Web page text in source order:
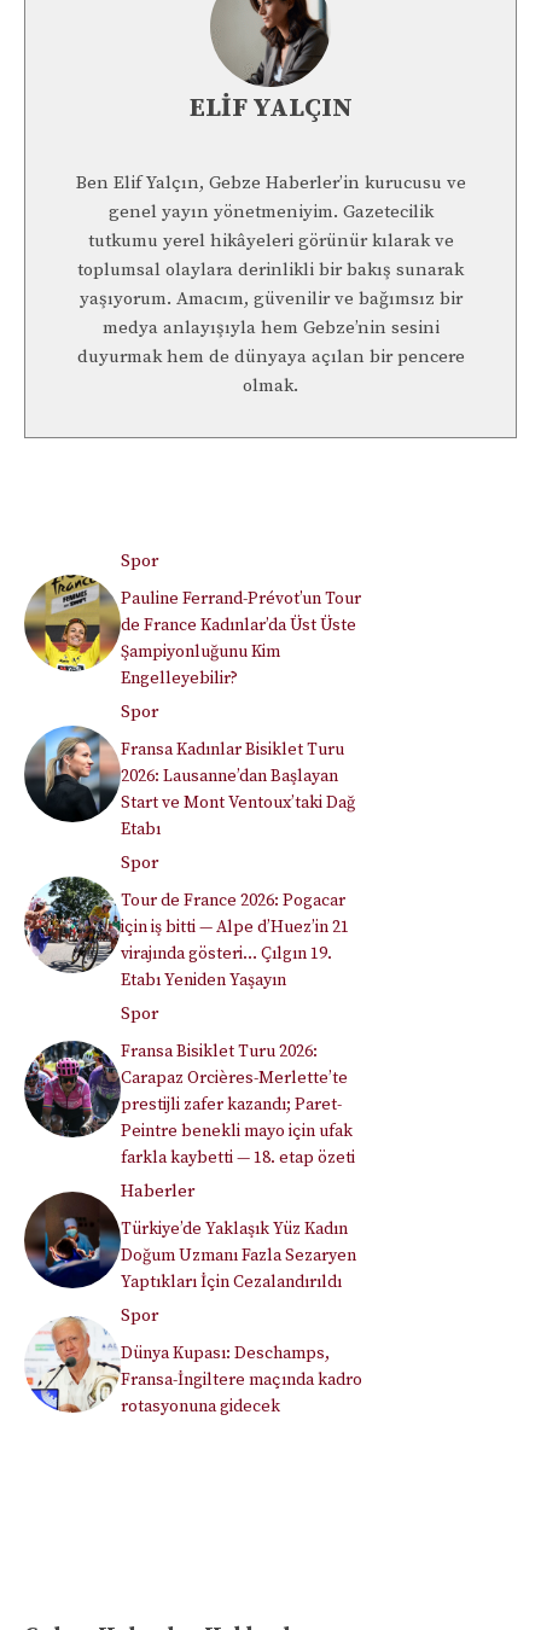
ELIF YALÇIN
Ben Elif Yalçın, Gebze Haberler’in kurucusu ve
genel yayın yönetmeniyim. Gazetecilik
tutkumu yerel hikâyeleri görünür kılarak ve
toplumsal olaylara derinlikli bir bakış sunarak
yaşıyorum. Amacım, güvenilir ve bağımsız bir
medya anlayışıyla hem Gebze’nin sesini
duyurmak hem de dünyaya açılan bir pencere
olmak.
Spor
Pauline Ferrand-Prévot’un Tour
de France Kadınlar’da Üst Üste
Şampiyonluğunu Kim
Engelleyebilir?
Spor
Fransa Kadınlar Bisiklet Turu
2026: Lausanne’dan Başlayan
Start ve Mont Ventoux’taki Dağ
Etabı
Spor
Tour de France 2026: Pogacar
için iş bitti — Alpe d’Huez’in 21
virajında gösteri… Çılgın 19.
Etabı Yeniden Yaşayın
Spor
Fransa Bisiklet Turu 2026:
Carapaz Orcières-Merlette’te
prestijli zafer kazandı; Paret-
Peintre benekli mayo için ufak
farkla kaybetti — 18. etap özeti
Haberler
Türkiye’de Yaklaşık Yüz Kadın
Doğum Uzmanı Fazla Sezaryen
Yaptıkları İçin Cezalandırıldı
Spor
Dünya Kupası: Deschamps,
Fransa-İngiltere maçında kadro
rotasyonuna gidecek